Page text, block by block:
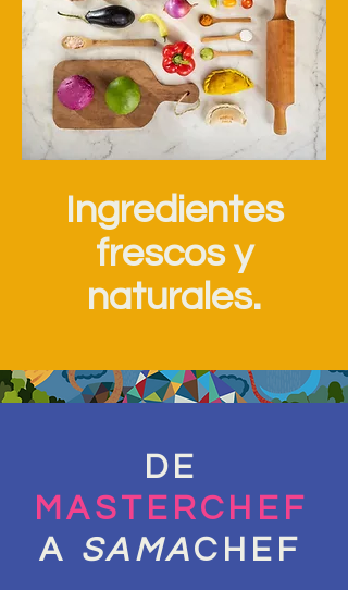
Ingredientes
frescos y
naturales.
DE
MASTERCHEF
A SAMACHEF